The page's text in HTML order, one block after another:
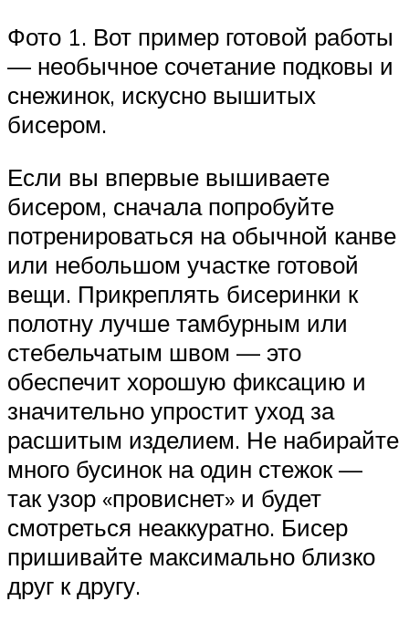
Фото 1. Вот пример готовой работы
— необычное сочетание подковы и
снежинок, искусно вышитых
бисером.
Если вы впервые вышиваете
бисером, сначала попробуйте
потренироваться на обычной канве
или небольшом участке готовой
вещи. Прикреплять бисеринки к
полотну лучше тамбурным или
стебельчатым швом — это
обеспечит хорошую фиксацию и
значительно упростит уход за
расшитым изделием. Не набирайте
много бусинок на один стежок —
так узор «провиснет» и будет
смотреться неаккуратно. Бисер
пришивайте максимально близко
друг к другу.